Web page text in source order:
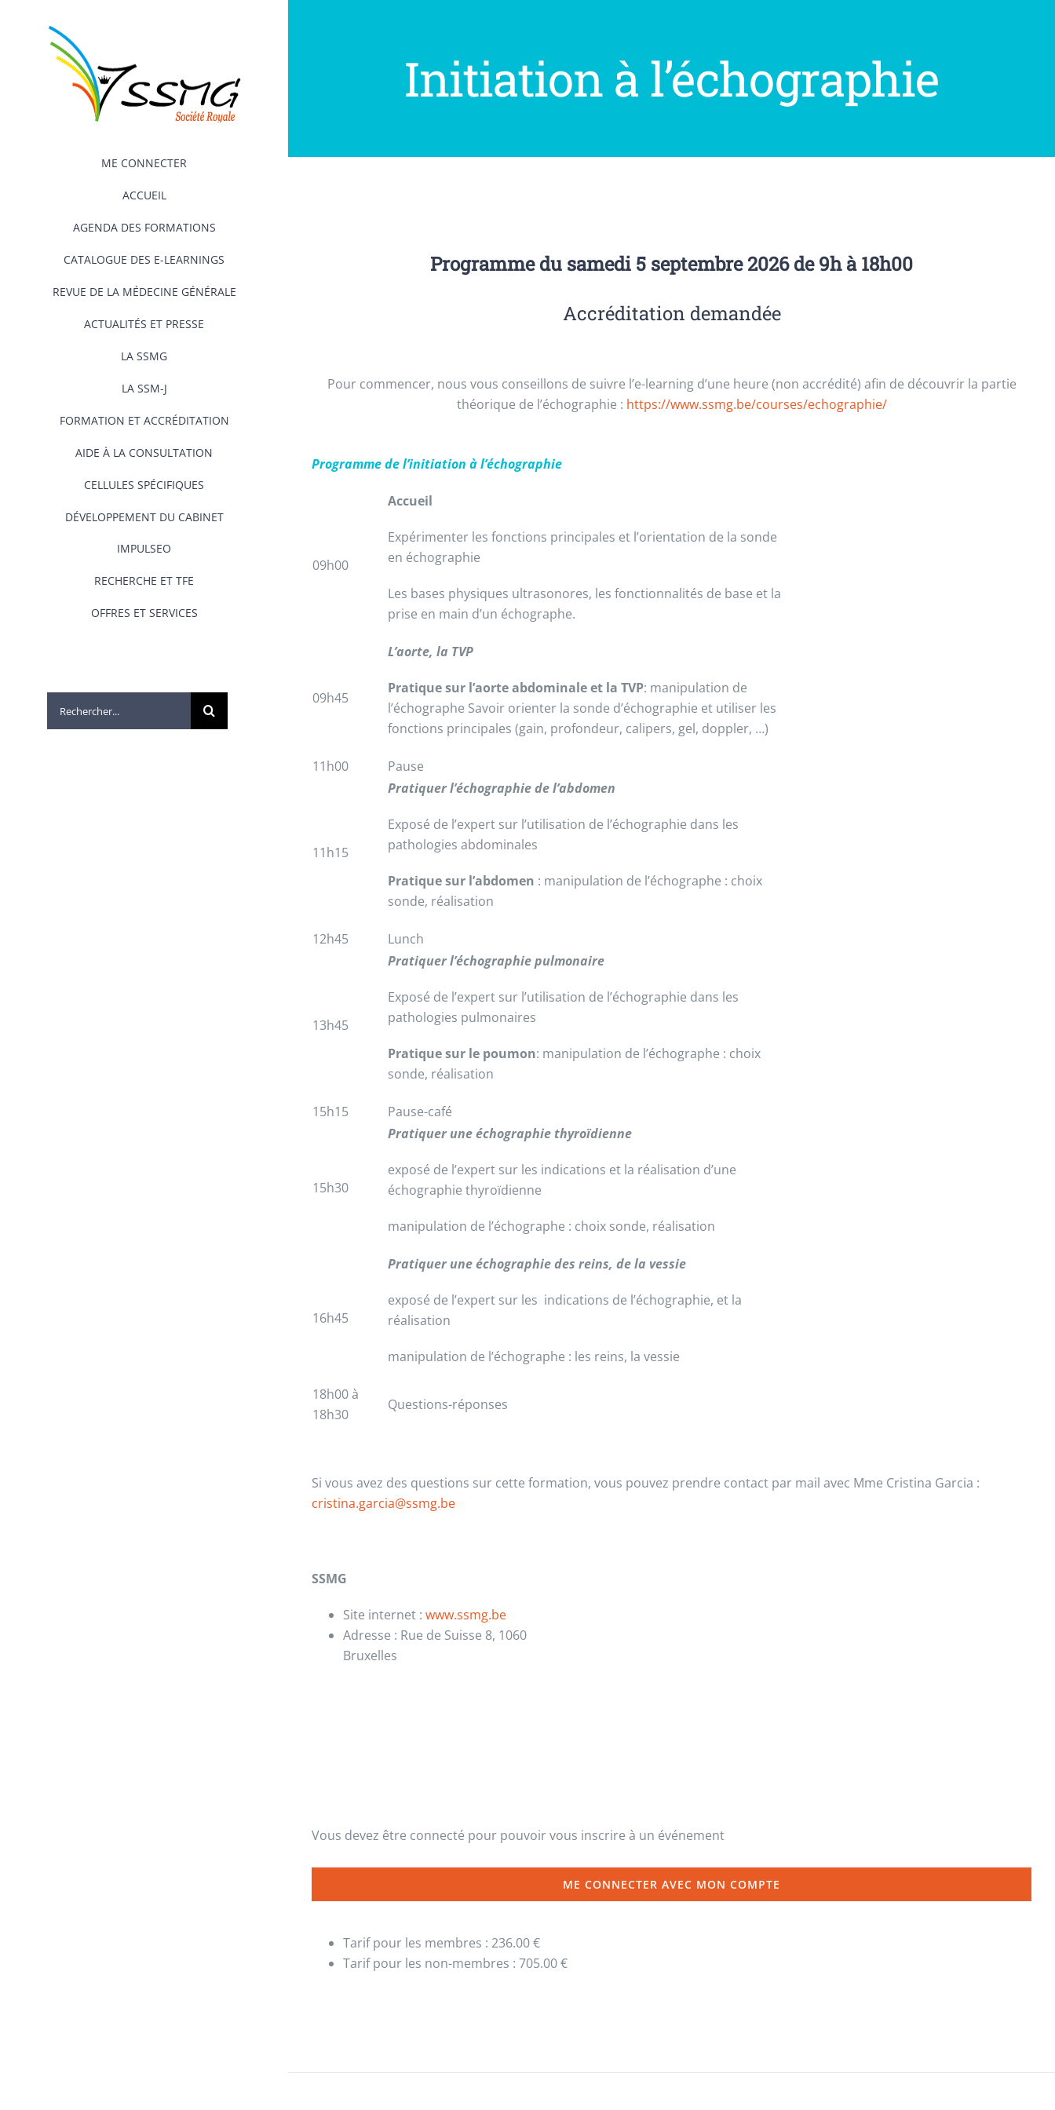
ME CONNECTER
ACCUEIL
AGENDA DES FORMATIONS
CATALOGUE DES E-LEARNINGS
REVUE DE LA MÉDECINE GÉNÉRALE
ACTUALITÉS ET PRESSE
LA SSMG
LA SSM-J
FORMATION ET ACCRÉDITATION
AIDE À LA CONSULTATION
CELLULES SPÉCIFIQUES
DÉVELOPPEMENT DU CABINET
IMPULSEO
RECHERCHE ET TFE
OFFRES ET SERVICES
Initiation à l’échographie
Programme du samedi 5 septembre 2026 de 9h à 18h00
Accréditation demandée
Pour commencer, nous vous conseillons de suivre l’e-learning d’une heure (non accrédité) afin de découvrir la partie
théorique de l’échographie : https://www.ssmg.be/courses/echographie/
Programme de l’initiation à l’échographie
09h00
Accueil
Expérimenter les fonctions principales et l’orientation de la sonde
en échographie
Les bases physiques ultrasonores, les fonctionnalités de base et la
prise en main d’un échographe.
09h45
L’aorte, la TVP
Pratique sur l’aorte abdominale et la TVP: manipulation de
l’échographe Savoir orienter la sonde d’échographie et utiliser les
fonctions principales (gain, profondeur, calipers, gel, doppler, …)
11h00 Pause
11h15
Pratiquer l’échographie de l’abdomen
Exposé de l’expert sur l’utilisation de l’échographie dans les
pathologies abdominales
Pratique sur l’abdomen : manipulation de l’échographe : choix
sonde, réalisation
12h45 Lunch
13h45
Pratiquer l’échographie pulmonaire
Exposé de l’expert sur l’utilisation de l’échographie dans les
pathologies pulmonaires
Pratique sur le poumon: manipulation de l’échographe : choix
sonde, réalisation
15h15 Pause-café
15h30
Pratiquer une échographie thyroïdienne
exposé de l’expert sur les indications et la réalisation d’une
échographie thyroïdienne
manipulation de l’échographe : choix sonde, réalisation
16h45
Pratiquer une échographie des reins, de la vessie
exposé de l’expert sur les indications de l’échographie, et la
réalisation
manipulation de l’échographe : les reins, la vessie
18h00 à
18h30
Questions-réponses
Si vous avez des questions sur cette formation, vous pouvez prendre contact par mail avec Mme Cristina Garcia :
cristina.garcia@ssmg.be
SSMG
Site internet : www.ssmg.be
Adresse : Rue de Suisse 8, 1060
Bruxelles
Vous devez être connecté pour pouvoir vous inscrire à un événement
ME CONNECTER AVEC MON COMPTE
Tarif pour les membres : 236.00 €
Tarif pour les non-membres : 705.00 €